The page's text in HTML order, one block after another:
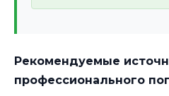
Рекомендуемые
профессионального